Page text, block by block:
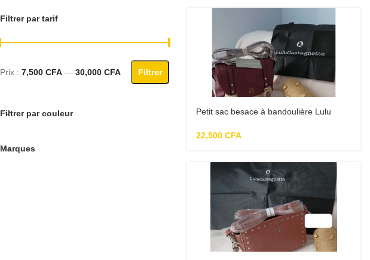
Filtrer par tarif
Filtrer
Prix : 7,500 CFA — 30,000 CFA
Filtrer par couleur
Marques
Petit sac besace à bandoulière Lulu
22,500 CFA